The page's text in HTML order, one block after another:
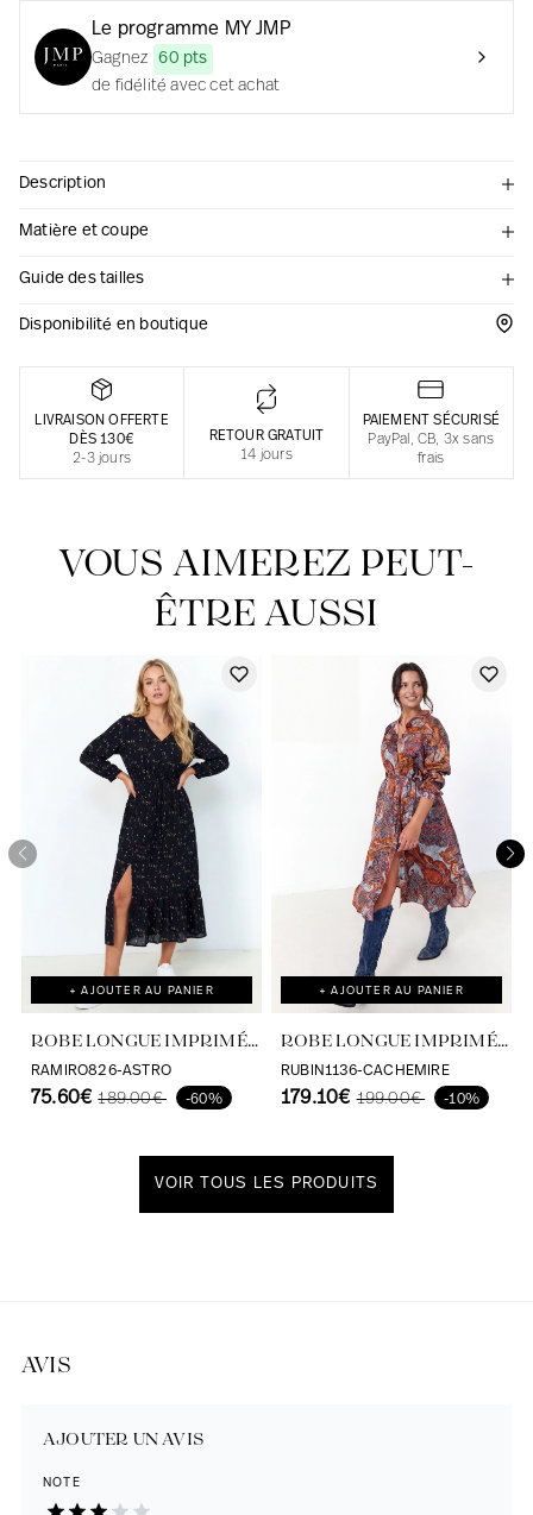
Notre actualité dans le journal
Le programme MY JMP
Gagnez
60 pts
de fidélité avec cet achat
Description
Matière et coupe
Guide des tailles
Disponibilité en boutique
LIVRAISON OFFERTE
DÈS 130€
2-3 jours
RETOUR GRATUIT
14 jours
PAIEMENT SÉCURISÉ
PayPal, CB, 3x sans
frais
VOUS AIMEREZ PEUT-
ÊTRE AUSSI
+ AJOUTER AU PANIER
ROBE LONGUE IMPRIMÉE
ASTRO VISCOSE
ECOVERO
RAMIRO826-ASTRO
75.60€ 189.00€ -60%
+ AJOUTER AU PANIER
ROBE LONGUE IMPRIMÉ
CACHEMIRE EFFET
SATINÉ
RUBIN1136-CACHEMIRE
179.10€ 199.00€ -10%
VOIR TOUS LES PRODUITS
AVIS
AJOUTER UN AVIS
NOTE